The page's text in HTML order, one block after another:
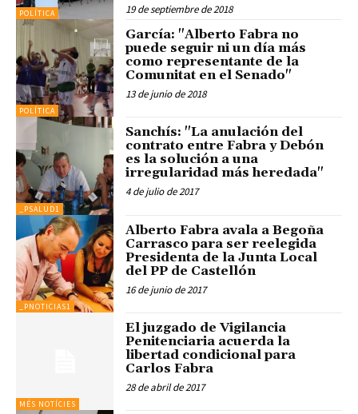
POLÍTICA 19 de septiembre de 2018
POLÍTICA
García: "Alberto Fabra no
puede seguir ni un día más
como representante de la
Comunitat en el Senado"
13 de junio de 2018
_PSALUD1
Sanchís: "La anulación del
contrato entre Fabra y Debón
es la solución a una
irregularidad más heredada"
4 de julio de 2017
_PNOTICIAS1
Alberto Fabra avala a Begoña
Carrasco para ser reelegida
Presidenta de la Junta Local
del PP de Castellón
16 de junio de 2017
MÉS NOTÍCIES
El juzgado de Vigilancia
Penitenciaria acuerda la
libertad condicional para
Carlos Fabra
28 de abril de 2017